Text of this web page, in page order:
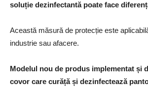
soluție dezinfectantă poate face
Această măsură de protecție este
industrie sau afacere.
Modelul nou de produs implementat și
covor care curăță și dezinfectează